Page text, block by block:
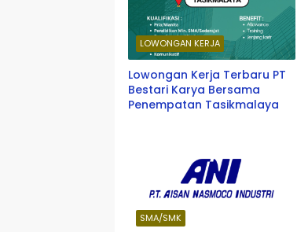
LOWONGAN KERJA
Lowongan Kerja Terbaru PT
Bestari Karya Bersama
Penempatan Tasikmalaya
SMA/SMK